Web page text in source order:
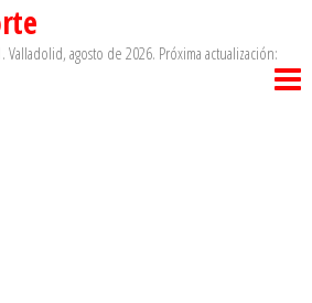
Valladolid, agosto de 2026. Próxima actualización: